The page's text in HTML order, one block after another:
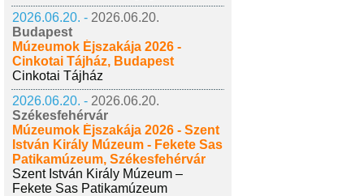
2026.06.20. - 2026.06.20.
Budapest
Múzeumok Éjszakája 2026 -
Cinkotai Tájház, Budapest
Cinkotai Tájház
2026.06.20. - 2026.06.20.
Székesfehérvár
Múzeumok Éjszakája 2026 - Szent
István Király Múzeum - Fekete Sas
Patikamúzeum, Székesfehérvár
Szent István Király Múzeum –
Fekete Sas Patikamúzeum